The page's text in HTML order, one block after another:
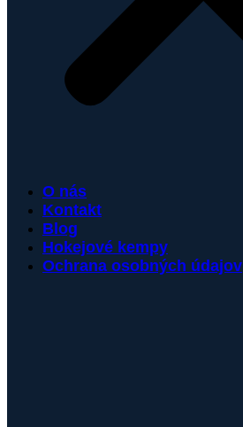
O nás
Kontakt
Blog
Hokejové kempy
Ochrana osobných údajov